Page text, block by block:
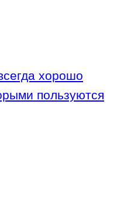
хорошо
пользуются